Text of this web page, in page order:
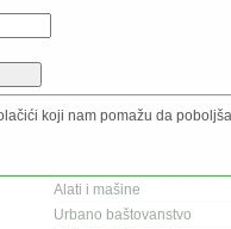
Zaštita biljaka
Alati i mašine
Urbano baštovanstvo
koji nam pomažu da